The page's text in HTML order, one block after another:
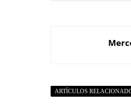
ARTÍCULOS